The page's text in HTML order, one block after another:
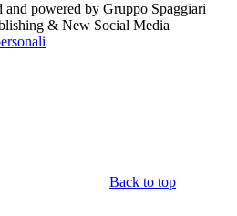
powered by Gruppo Spaggiari
& New Social Media
Back to top